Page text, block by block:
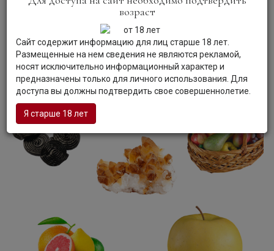
возраст
Сайт содержит информацию для лиц старше 18 лет.
Размещенные на нем сведения не являются рекламой,
носят исключительно информационный характер и
предназначены только для личного использования. Для
доступа вы должны подтвердить свое совершеннолетие.
Я старше 18 лет